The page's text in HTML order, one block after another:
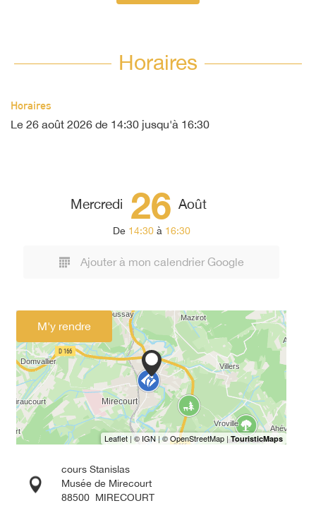
Horaires
Horaires
Le 26 août 2026 de 14:30 jusqu'à 16:30
Mercredi 26 Août
De 14:30 à 16:30
Ajouter à mon calendrier Google
M'y rendre
cours Stanislas
Musée de Mirecourt
88500 MIRECOURT